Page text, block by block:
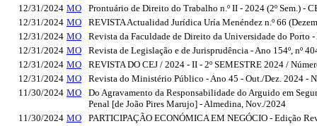
12/31/2024 MO
Prontuário de Direito do Trabalho n.º II - 2024 (2º Sem.) -
12/31/2024 MO
REVISTA Actualidad Jurídica Uría Menéndez n.º 66
12/31/2024 MO
Revista da Faculdade de Direito da Universidade do
12/31/2024 MO
Revista de Legislação e de Jurisprudência - Ano 154º, nº
12/31/2024 MO
REVISTA DO CEJ / 2024 - II - 2º SEMESTRE 2024 /
12/31/2024 MO
Revista do Ministério Público - Ano 45 - Out./Dez. 2024 -
11/30/2024 MO
Do Agravamento da Responsabilidade do Arguido em
Penal [de João Pires Marujo] - Almedina, Nov./2024
11/30/2024 MO
PARTICIPAÇÃO ECONÓMICA EM NEGÓCIO - Edição